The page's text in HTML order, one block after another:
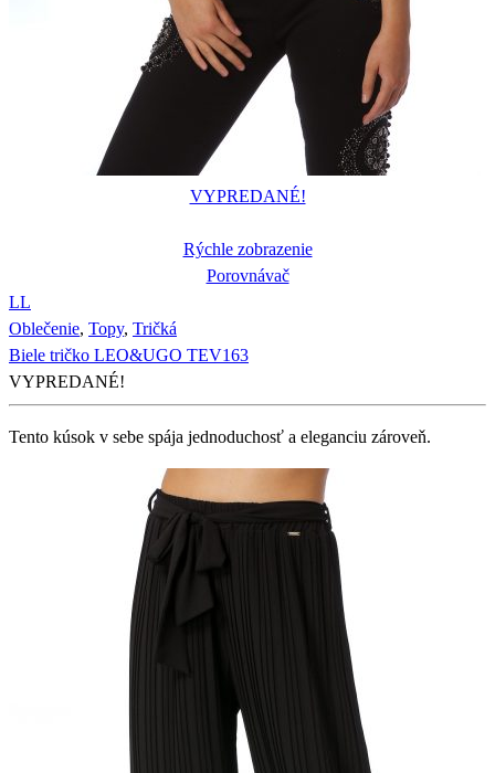
VYPREDANÉ!
Rýchle zobrazenie
Porovnávač
LL
Oblečenie, Topy, Tričká
Biele tričko LEO&UGO TEV163
VYPREDANÉ!
Tento kúsok v sebe spája jednoduchosť a eleganciu zároveň.